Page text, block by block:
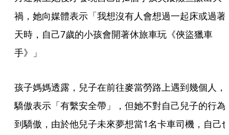
禍，她向媒體表示「我想沒有人會想過一起床或過著
天時，自己7歲的小孩會開著休旅車玩《俠盜獵車
手》」
孩子媽媽透露，兒子在前往麥當勞路上遇到幾個人，
驕傲表示「有繫安全帶」，但她不對自己兒子的行為
到驕傲，由於他兒子未來夢想當1名卡車司機，自己